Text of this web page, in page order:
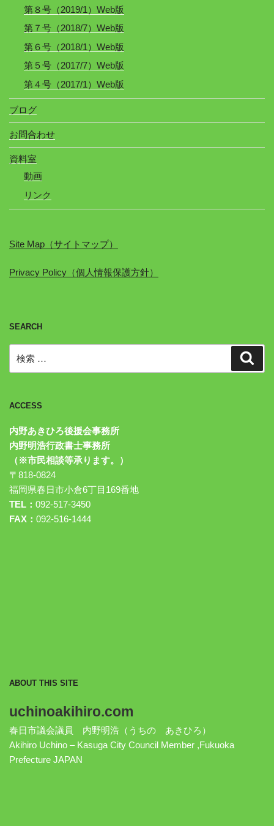
第８号（2019/1）Web版
第７号（2018/7）Web版
第６号（2018/1）Web版
第５号（2017/7）Web版
第４号（2017/1）Web版
ブログ
お問合わせ
資料室
動画
リンク
Site Map（サイトマップ）
Privacy Policy（個人情報保護方針）
SEARCH
索:
ACCESS
内野あきひろ後援会事務所
内野明浩行政書士事務所
（※市民相談等承ります。）
〒818-0824
福岡県春日市小倉6丁目169番地
TEL： 092-517-3450
FAX： 092-516-1444
ABOUT THIS SITE
uchinoakihiro.com
春日市議会議員 内野明浩（うちの あきひろ）
Akihiro Uchino – Kasuga City Council Member ,Fukuoka
Prefecture JAPAN